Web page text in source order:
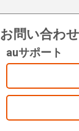
お問い合わ
auサポート